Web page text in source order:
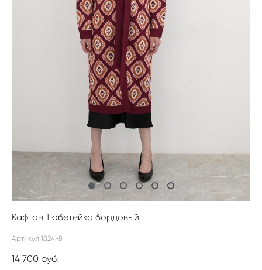
Кафтан Тюбетейка бордовый
Артикул 1824-8
14 700 pуб.